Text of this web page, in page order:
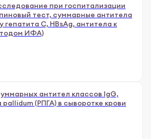
при госпитализации
тест, суммарные антитела
гепатита С, HBsAg, антитела к
ИФА)
антител классов IgG,
pallidum (РПГА) в сыворотке крови